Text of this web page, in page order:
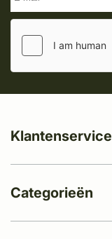
Klantenservice
Categorieën